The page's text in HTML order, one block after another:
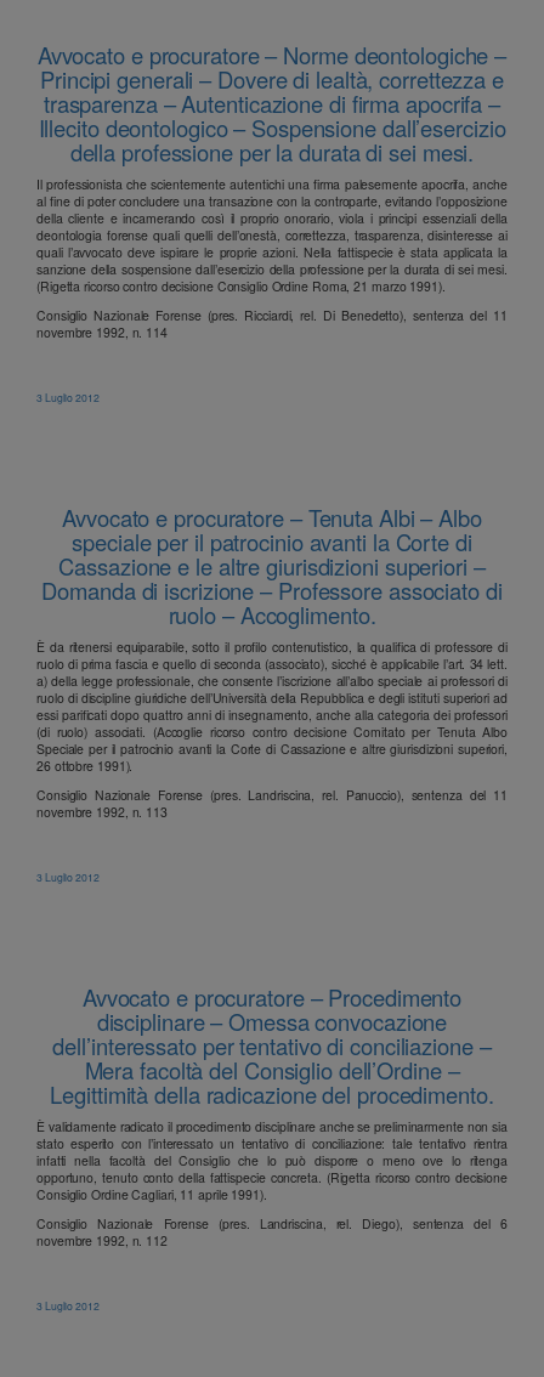
Avvocato e procuratore – Norme deontologiche –
Principi generali – Dovere di lealtà, correttezza e
trasparenza – Autenticazione di firma apocrifa –
Illecito deontologico – Sospensione dall’esercizio
della professione per la durata di sei mesi.
Il professionista che scientemente autentichi una firma palesemente apocrifa, anche
al fine di poter concludere una transazione con la controparte, evitando l’opposizione
della cliente e incamerando così il proprio onorario, viola i principi essenziali della
deontologia forense quali quelli dell’onestà, correttezza, trasparenza, disinteresse ai
quali l’avvocato deve ispirare le proprie azioni. Nella fattispecie è stata applicata la
sanzione della sospensione dall’esercizio della professione per la durata di sei mesi.
(Rigetta ricorso contro decisione Consiglio Ordine Roma, 21 marzo 1991).
Consiglio Nazionale Forense (pres. Ricciardi, rel. Di Benedetto), sentenza del 11
novembre 1992, n. 114
3 Luglio 2012
Avvocato e procuratore – Tenuta Albi – Albo
speciale per il patrocinio avanti la Corte di
Cassazione e le altre giurisdizioni superiori –
Domanda di iscrizione – Professore associato di
ruolo – Accoglimento.
È da ritenersi equiparabile, sotto il profilo contenutistico, la qualifica di professore di
ruolo di prima fascia e quello di seconda (associato), sicché è applicabile l’art. 34 lett.
a) della legge professionale, che consente l’iscrizione all’albo speciale ai professori di
ruolo di discipline giuridiche dell’Università della Repubblica e degli istituti superiori ad
essi parificati dopo quattro anni di insegnamento, anche alla categoria dei professori
(di ruolo) associati. (Accoglie ricorso contro decisione Comitato per Tenuta Albo
Speciale per il patrocinio avanti la Corte di Cassazione e altre giurisdizioni superiori,
26 ottobre 1991).
Consiglio Nazionale Forense (pres. Landriscina, rel. Panuccio), sentenza del 11
novembre 1992, n. 113
3 Luglio 2012
Avvocato e procuratore – Procedimento
disciplinare – Omessa convocazione
dell’interessato per tentativo di conciliazione –
Mera facoltà del Consiglio dell’Ordine –
Legittimità della radicazione del procedimento.
È validamente radicato il procedimento disciplinare anche se preliminarmente non sia
stato esperito con l’interessato un tentativo di conciliazione: tale tentativo rientra
infatti nella facoltà del Consiglio che lo può disporre o meno ove lo ritenga
opportuno, tenuto conto della fattispecie concreta. (Rigetta ricorso contro decisione
Consiglio Ordine Cagliari, 11 aprile 1991).
Consiglio Nazionale Forense (pres. Landriscina, rel. Diego), sentenza del 6
novembre 1992, n. 112
3 Luglio 2012